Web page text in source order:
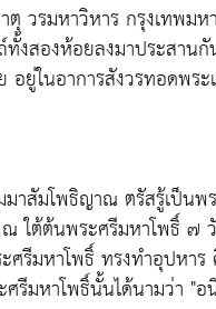
วรมหาวิหาร กรุงเทพ
งสองห้อยลงมาประสาน
ในอาการสังวรทอดพระ
าสัมโพธิญาณ ตรัสรู้เป็น
ใต้ต้นพระศรีมหาโพธิ์ ๗
รีมหาโพธิ์ ทรงทำอุปหา
รีมหาโพธิ์นั้นได้นามว่า "อ